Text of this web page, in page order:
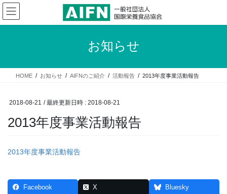
コ
ン
テ
ス
ナ
ビ
ゲ
ン
お知らせ
HOME お知らせ AIFNのご紹介 活動報告 2013年度事業活動報告
2018-08-21 / 最終更新日時 : 2018-08-21
2013年度事業活動報告
2013年度事業活動報告
Facebook X Bluesky